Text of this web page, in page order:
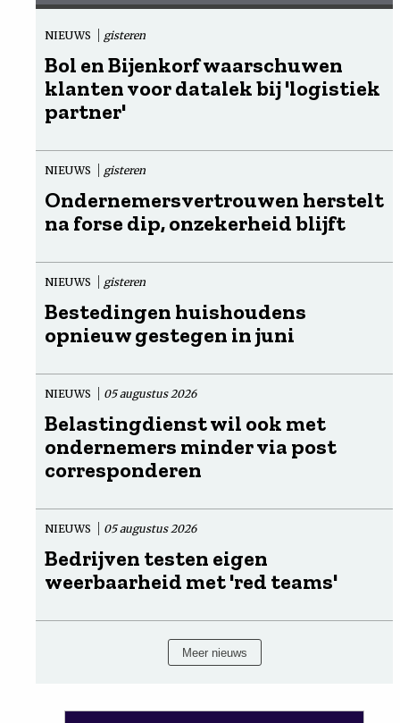
NIEUWS gisteren
Bol en Bijenkorf waarschuwen
klanten voor datalek bij 'logistiek
partner'
NIEUWS gisteren
Ondernemersvertrouwen herstelt
na forse dip, onzekerheid blijft
NIEUWS gisteren
Bestedingen huishoudens
opnieuw gestegen in juni
NIEUWS 05 augustus 2026
Belastingdienst wil ook met
ondernemers minder via post
corresponderen
NIEUWS 05 augustus 2026
Bedrijven testen eigen
weerbaarheid met 'red teams'
Meer nieuws